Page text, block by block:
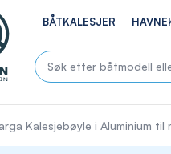
BÅTKALESJER
Kalesjebøyle i Aluminium